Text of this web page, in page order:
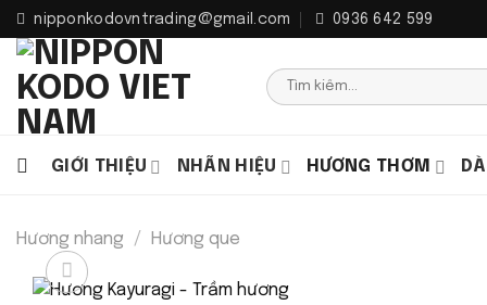
Bỏ
qua
dung
nipponkodovntrading@gmail.com 0936 642 599
Tìm
kiếm:
GIỚI THIỆU NHÃN HIỆU HƯƠNG THƠM
Hương nhang / Hương que